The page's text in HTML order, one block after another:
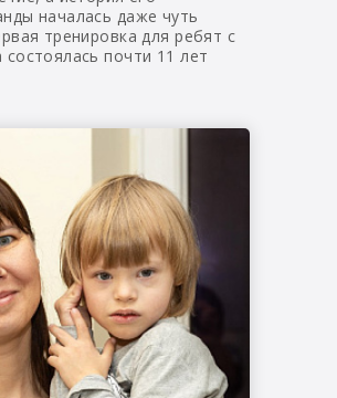
началась даже чуть
тренировка для ребят с
почти 11 лет